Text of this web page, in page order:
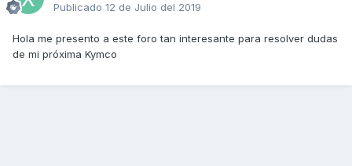
Publicado 12 de Julio del 2019
Hola me presento a este foro tan interesante para resolver dudas
de mi próxima Kymco